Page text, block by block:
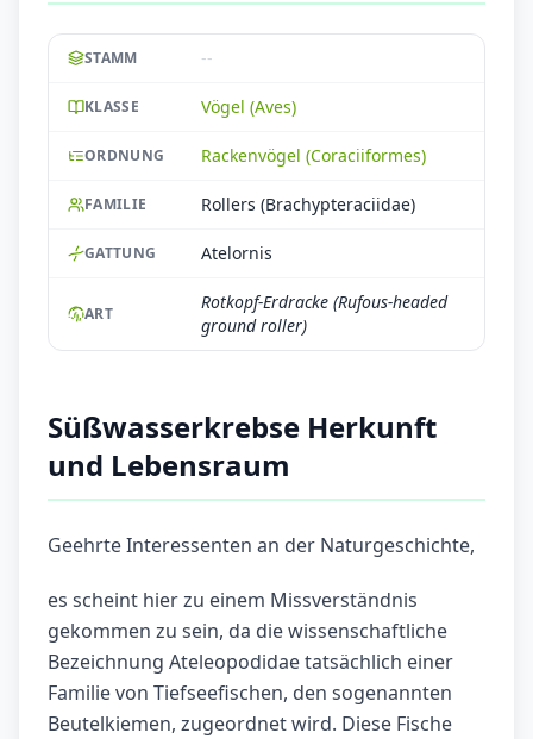
STAMM --
KLASSE Vögel (Aves)
ORDNUNG Rackenvögel (Coraciiformes)
FAMILIE Rollers (Brachypteraciidae)
GATTUNG Atelornis
ART
Rotkopf-Erdracke (Rufous-headed
ground roller)
Süßwasserkrebse Herkunft
und Lebensraum
Geehrte Interessenten an der Naturgeschichte,
es scheint hier zu einem Missverständnis
gekommen zu sein, da die wissenschaftliche
Bezeichnung Ateleopodidae tatsächlich einer
Familie von Tiefseefischen, den sogenannten
Beutelkiemen, zugeordnet wird. Diese Fische